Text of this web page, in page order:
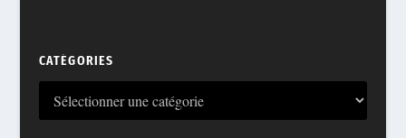
CATÉGORIES